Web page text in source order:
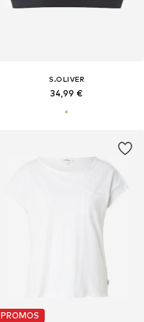
S.OLIVER
34,99 €
PROMOS